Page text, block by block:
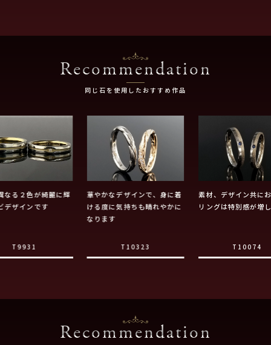
Recommendation
同じ石を使用したおすすめ作品
なる２色が綺麗に輝
デザインです
T9931
華やかなデザインで、身に着
ける度に気持ちも晴れやかに
なります
T10323
素材、デザイン共に
リングは特別感が増
T10074
Recommendation